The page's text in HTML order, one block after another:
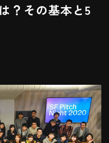
？その基本と5